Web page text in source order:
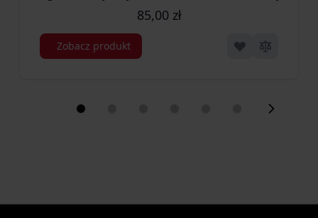
85,00 zł
Zobacz produkt